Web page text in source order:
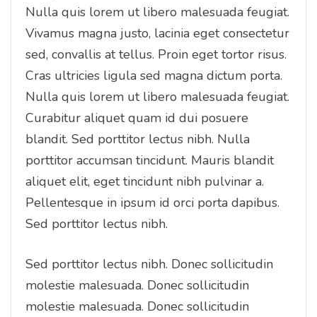
Nulla quis lorem ut libero malesuada feugiat.
Vivamus magna justo, lacinia eget consectetur
sed, convallis at tellus. Proin eget tortor risus.
Cras ultricies ligula sed magna dictum porta.
Nulla quis lorem ut libero malesuada feugiat.
Curabitur aliquet quam id dui posuere
blandit. Sed porttitor lectus nibh. Nulla
porttitor accumsan tincidunt. Mauris blandit
aliquet elit, eget tincidunt nibh pulvinar a.
Pellentesque in ipsum id orci porta dapibus.
Sed porttitor lectus nibh.
Sed porttitor lectus nibh. Donec sollicitudin
molestie malesuada. Donec sollicitudin
molestie malesuada. Donec sollicitudin